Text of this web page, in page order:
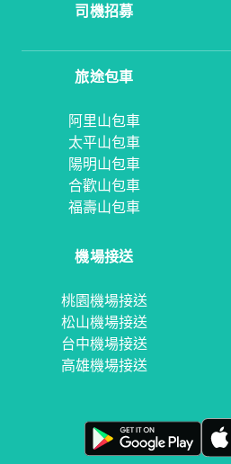
司機招募
旅途包車
阿里山包車
太平山包車
陽明山包車
合歡山包車
福壽山包車
機場接送
桃園機場接送
松山機場接送
台中機場接送
高雄機場接送